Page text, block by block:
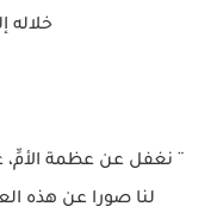
خلاله
¨ نغفل عن عظمة الأمِّ،
لنا صورا عن هذه